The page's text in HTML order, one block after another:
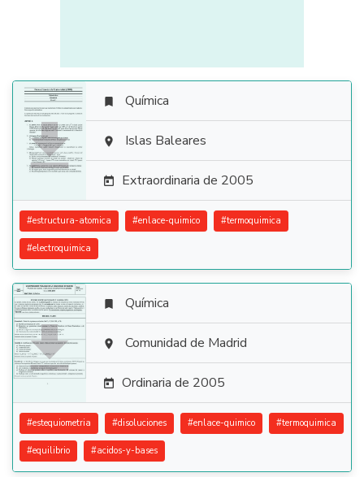

 Química
 Islas Baleares
 Extraordinaria de 2005
#estructura-atomica #enlace-quimico #termoquimica
#electroquimica

 Química
 Comunidad de Madrid
 Ordinaria de 2005
#estequiometria #disoluciones #enlace-quimico #termoquimica
#equilibrio #acidos-y-bases